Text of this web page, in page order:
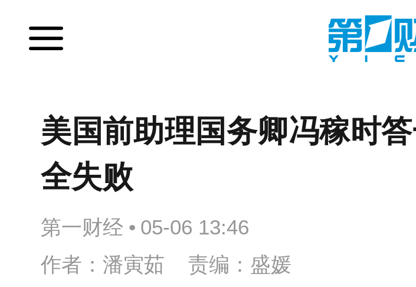
美国前助理国务卿冯稼时
全失败
第一财经 • 05-06 13:46
作者：潘寅茹 责编：盛媛